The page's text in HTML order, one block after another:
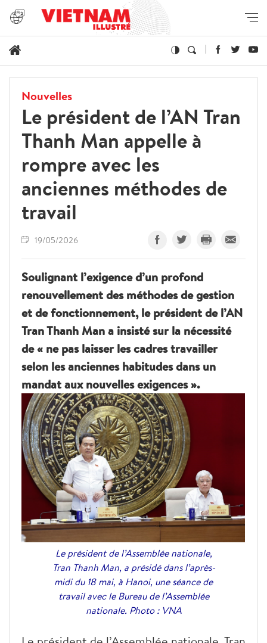
Nouvelles
Le président de l’AN Tran
Thanh Man appelle à
rompre avec les
anciennes méthodes de
travail
19/05/2026
Soulignant l’exigence d’un profond
renouvellement des méthodes de gestion
et de fonctionnement, le président de l’AN
Tran Thanh Man a insisté sur la nécessité
de « ne pas laisser les cadres travailler
selon les anciennes habitudes dans un
mandat aux nouvelles exigences ».
Le président de l’Assemblée nationale,
Tran Thanh Man, a présidé dans l’après-
midi du 18 mai, à Hanoi, une séance de
travail avec le Bureau de l’Assemblée
nationale. Photo : VNA